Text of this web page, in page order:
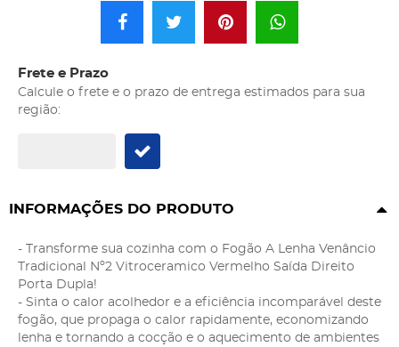
Frete e Prazo
Calcule o frete e o prazo de entrega estimados para sua
região:
INFORMAÇÕES DO PRODUTO
- Transforme sua cozinha com o Fogão A Lenha Venâncio
Tradicional Nº2 Vitroceramico Vermelho Saída Direito
Porta Dupla!
- Sinta o calor acolhedor e a eficiência incomparável deste
fogão, que propaga o calor rapidamente, economizando
lenha e tornando a cocção e o aquecimento de ambientes